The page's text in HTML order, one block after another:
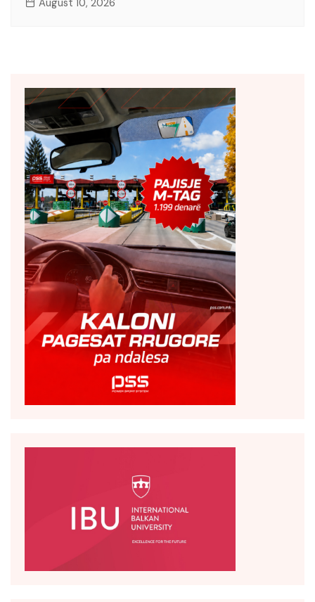
August 10, 2026